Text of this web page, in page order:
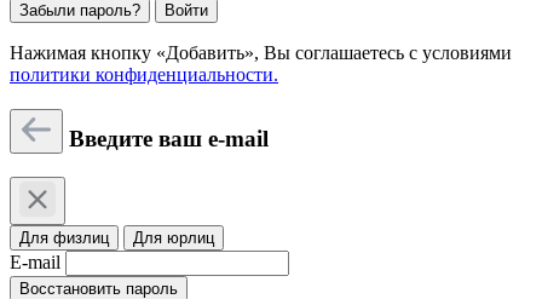
Забыли пароль? Войти
Нажимая кнопку «Добавить», Вы соглашаетесь c условиями
политики конфиденциальности.
Введите ваш e-mail
Для физлиц Для юрлиц
E-mail
Восстановить пароль